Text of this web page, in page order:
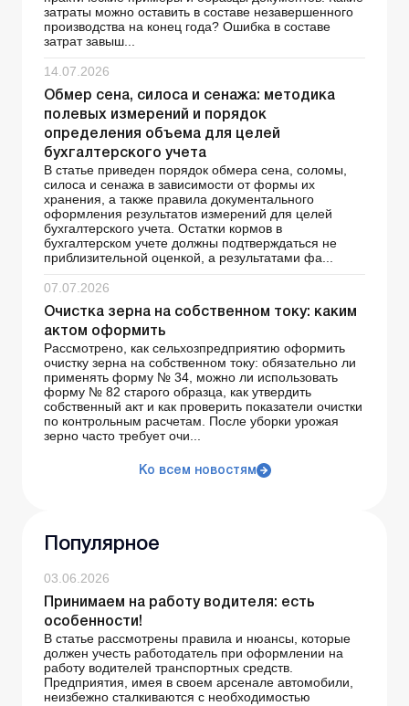
затраты можно оставить в составе незавершенного
производства на конец года? Ошибка в составе
затрат завыш...
14.07.2026
Обмер сена, силоса и сенажа: методика
полевых измерений и порядок
определения объема для целей
бухгалтерского учета
В статье приведен порядок обмера сена, соломы,
силоса и сенажа в зависимости от формы их
хранения, а также правила документального
оформления результатов измерений для целей
бухгалтерского учета. Остатки кормов в
бухгалтерском учете должны подтверждаться не
приблизительной оценкой, а результатами фа...
07.07.2026
Очистка зерна на собственном току: каким
актом оформить
Рассмотрено, как сельхозпредприятию оформить
очистку зерна на собственном току: обязательно ли
применять форму № 34, можно ли использовать
форму № 82 старого образца, как утвердить
собственный акт и как проверить показатели очистки
по контрольным расчетам. После уборки урожая
зерно часто требует очи...
Ко всем новостям
Популярное
03.06.2026
Принимаем на работу водителя: есть
особенности!
В статье рассмотрены правила и нюансы, которые
должен учесть работодатель при оформлении на
работу водителей транспортных средств.
Предприятия, имея в своем арсенале автомобили,
неизбежно сталкиваются с необходимостью